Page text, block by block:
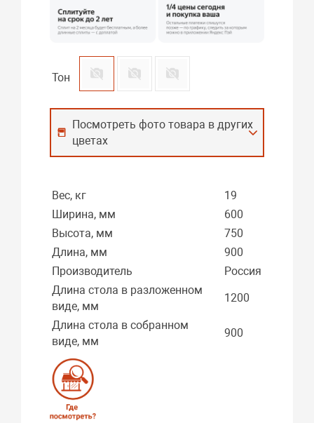
Тон
Посмотреть фото товара в других
цветах
Вес, кг
19
Ширина, мм
600
Высота, мм
750
Длина, мм
900
Производитель
Россия
Длина стола в разложенном
виде, мм
1200
Длина стола в собранном
виде, мм
900